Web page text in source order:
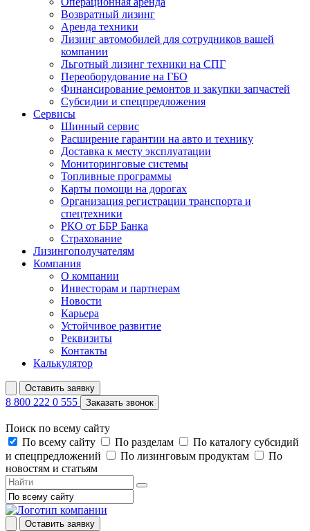
Возвратный лизинг
Аренда техники
Лизинг автомобилей для сотрудников вашей
компании
Льготный лизинг техники на СПГ
Переоборудование на ГБО
Финансирование ремонтов и закупки запчастей
Субсидии и спецпредложения
Сервисы
Шинный сервис
Расширение гарантии на авто и технику
Доставка к месту эксплуатации
Мониторинговые системы
Топливные программы
Карты помощи на дорогах
Организация регистрации транспорта и
спецтехники
РКО от ББР Банка
Страхование
Лизингополучателям
Компания
О компании
Инвесторам и партнерам
Новости
Карьера
Устойчивое развитие
Реквизиты
Контакты
Калькулятор
Оставить заявку
8 800 222 0 555 Заказать звонок
Поиск по всему сайту
По всему сайту
По разделам
По каталогу субсидий
и спецпредложений
По лизинговым продуктам
По
новостям и статьям
Оставить заявку